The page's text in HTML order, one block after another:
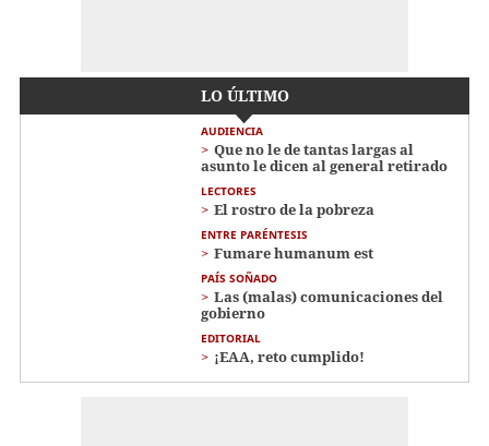
LO ÚLTIMO
AUDIENCIA
Que no le de tantas largas al
asunto le dicen al general retirado
LECTORES
El rostro de la pobreza
ENTRE PARÉNTESIS
Fumare humanum est
PAÍS SOÑADO
Las (malas) comunicaciones del
gobierno
EDITORIAL
¡EAA, reto cumplido!